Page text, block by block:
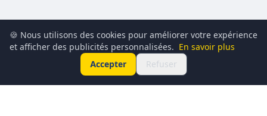
🍪 Nous utilisons des cookies pour améliorer votre expérience
et afficher des publicités personnalisées. En savoir plus
Accepter
Refuser